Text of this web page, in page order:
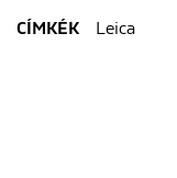
CÍMKÉK Leica